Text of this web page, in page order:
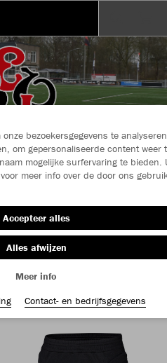
van EBOH
Maat
bezoekersgegevens te
om gepersonaliseerde content weer
mogelijke surfervaring te bieden.
meer info over de door ons
Accepteer alles
Alles afwijzen
Meer info
Contact- en bedrijfsgegevens